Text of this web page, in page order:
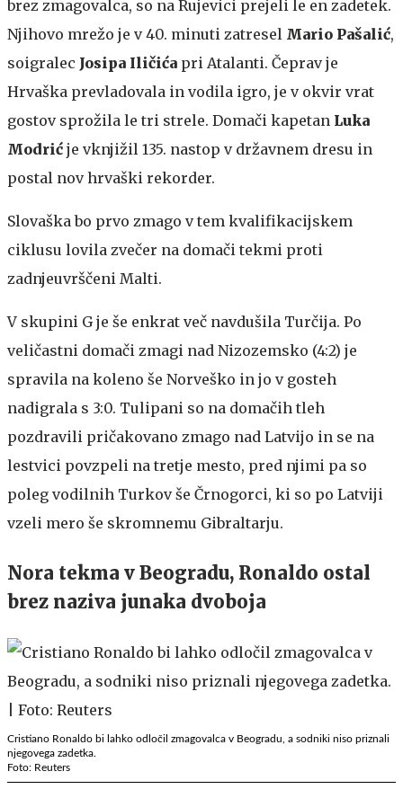
brez zmagovalca, so na Rujevici prejeli le en zadetek.
Njihovo mrežo je v 40. minuti zatresel Mario Pašalić,
soigralec Josipa Iličića pri Atalanti. Čeprav je
Hrvaška prevladovala in vodila igro, je v okvir vrat
gostov sprožila le tri strele. Domači kapetan Luka
Modrić je vknjižil 135. nastop v državnem dresu in
postal nov hrvaški rekorder.
Slovaška bo prvo zmago v tem kvalifikacijskem
ciklusu lovila zvečer na domači tekmi proti
zadnjeuvrščeni Malti.
V skupini G je še enkrat več navdušila Turčija. Po
veličastni domači zmagi nad Nizozemsko (4:2) je
spravila na koleno še Norveško in jo v gosteh
nadigrala s 3:0. Tulipani so na domačih tleh
pozdravili pričakovano zmago nad Latvijo in se na
lestvici povzpeli na tretje mesto, pred njimi pa so
poleg vodilnih Turkov še Črnogorci, ki so po Latviji
vzeli mero še skromnemu Gibraltarju.
Nora tekma v Beogradu, Ronaldo ostal
brez naziva junaka dvoboja
Cristiano Ronaldo bi lahko odločil zmagovalca v Beogradu, a sodniki niso priznali
njegovega zadetka.
Foto: Reuters